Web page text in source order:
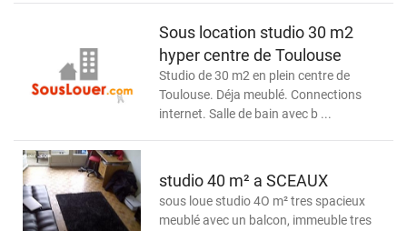
Sous location studio 30 m2
hyper centre de Toulouse
Studio de 30 m2 en plein centre de
Toulouse. Déja meublé. Connections
internet. Salle de bain avec b ...
studio 40 m² a SCEAUX
sous loue studio 4O m² tres spacieux
meublé avec un balcon, immeuble tres